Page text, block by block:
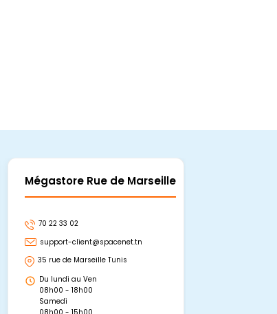
Mégastore Rue de Marseille
70 22 33 02
support-client@spacenet.tn
35 rue de Marseille Tunis
Du lundi au Ven
08h00 - 18h00
Samedi